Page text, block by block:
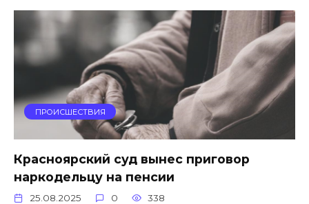
ПРОИСШЕСТВИЯ
Красноярский суд вынес приговор
наркодельцу на пенсии
25.08.2025 0 338